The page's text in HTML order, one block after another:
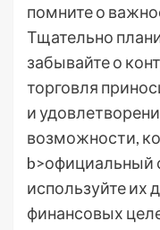
помните о
Тщательно
забывайте о
торговля
и
возможности,
b>официальный
используйте их
финансовых